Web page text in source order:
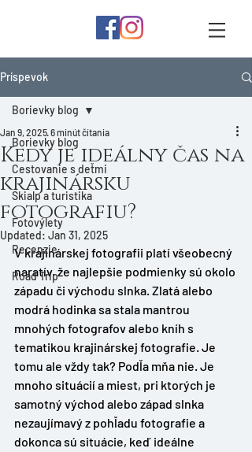
Príspevok
Borievky blog
Cestovanie s deťmi
Skialp a turistika
Fotovýlety
Recenzie
Road Trip
Borievky blog
Kedy je ideálny čas na
krajinársku
fotografiu?
Jan 9, 2025 6 minút čítania
Updated: Jan 31, 2025
V krajinárskej fotografii platí všeobecný
naratív, že najlepšie podmienky sú okolo
západu či východu slnka. Zlatá alebo
modrá hodinka sa stala mantrou
mnohých fotografov alebo kníh s
tematikou krajinárskej fotografie. Je
tomu ale vždy tak? Podľa mňa nie. Je
mnoho situácií a miest, pri ktorých je
samotný východ alebo západ slnka
nezaujímavý z pohľadu fotografie a
dokonca sú situácie, keď ideálne